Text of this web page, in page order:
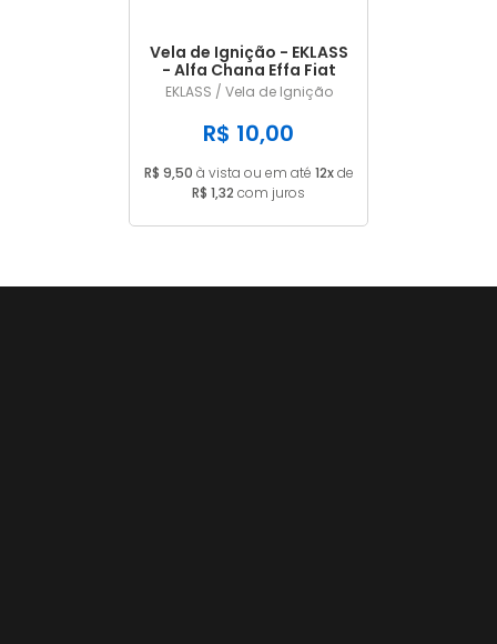
Vela de Ignição - EKLASS
- Alfa Chana Effa Fiat
GM Land Rover
Mitsubishi Suzuki Volvo -
BPR6ES
EKLASS / Vela de Ignição
R$ 10,00
R$ 9,50 à vista ou em até 12xde
R$ 1,32 com juros